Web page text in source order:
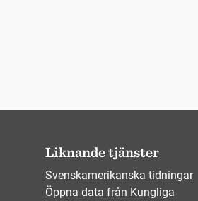
Liknande tjänster
Svenskamerikanska tidningar
Öppna data från Kungliga